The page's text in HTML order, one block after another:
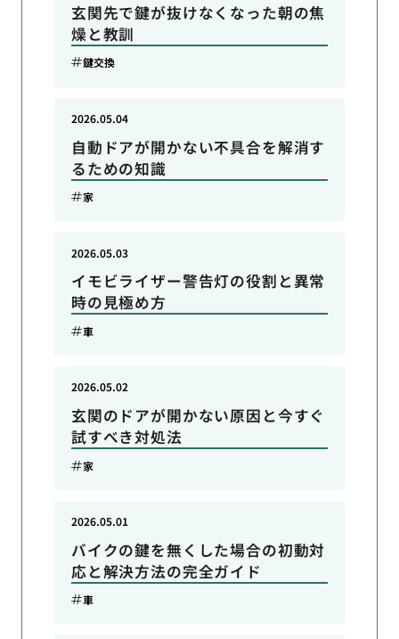
玄関先で鍵が抜けなくなった朝の焦
燥と教訓
鍵交換
自動ドアが開かない不具合を解消す
るための知識
2026.05.04
家
イモビライザー警告灯の役割と異常
時の見極め方
2026.05.03
車
玄関のドアが開かない原因と今すぐ
試すべき対処法
2026.05.02
家
バイクの鍵を無くした場合の初動対
応と解決方法の完全ガイド
2026.05.01
車